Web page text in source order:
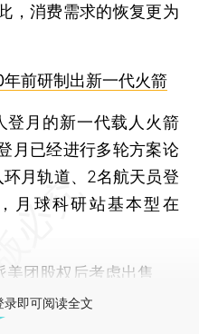
，消费需求的恢复更为
前研制出新一代火箭
月的新一代载人火箭
月已经进行多轮方案论
月轨道、2名航天员登
月球科研站基本型在
团股权后考虑出售
录即可阅读全文